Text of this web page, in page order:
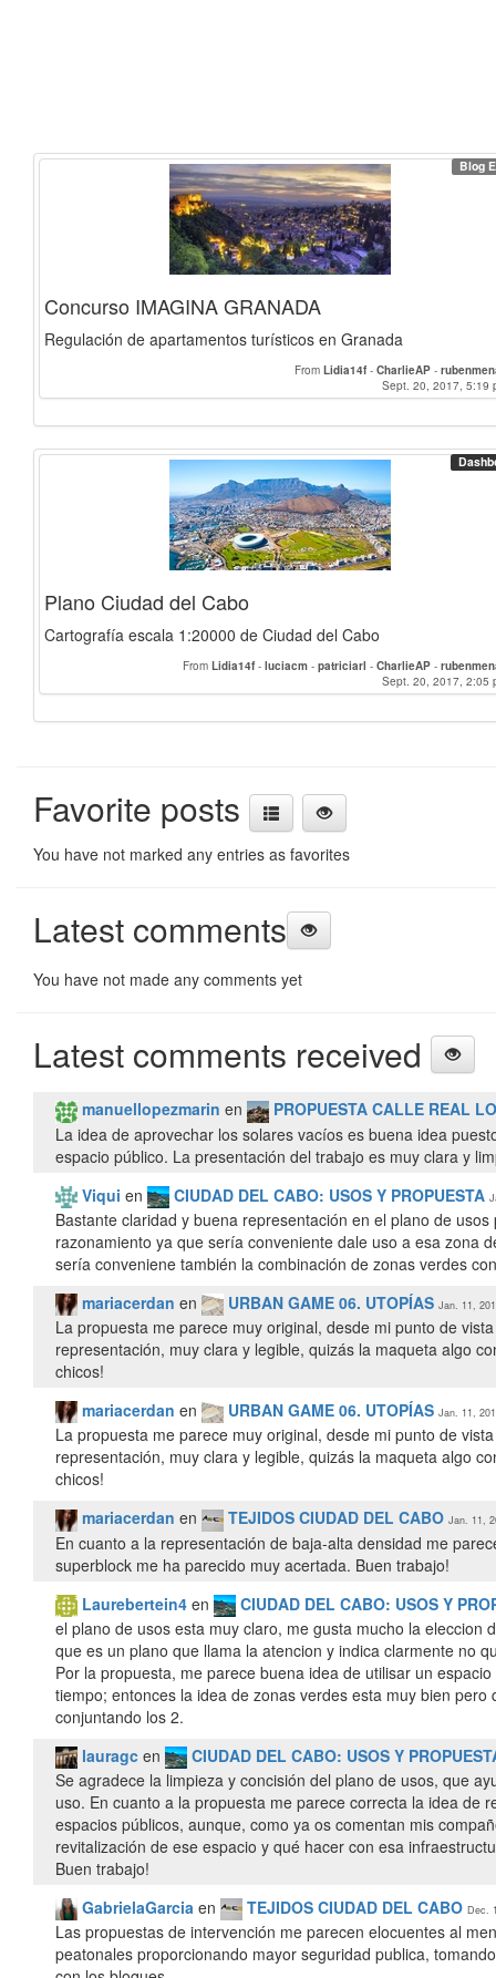
Blog
Concurso IMAGINA GRANADA
Regulación de apartamentos turísticos en Granada
From Lidia14f - CharlieAP -
Sept. 20, 2017, 5:19
Plano Ciudad del Cabo
Cartografía escala 1:20000 de Ciudad del Cabo
From Lidia14f - luciacm - patriciarl - CharlieAP -
Sept. 20, 2017, 2:05
Favorite posts
You have not marked any entries as favorites
Latest comments
You have not made any comments yet
Latest comments received
manuellopezmarin en
PROPUESTA CALLE REAL
La idea de aprovechar los solares vacíos es buena idea
espacio público. La presentación del trabajo es muy clara y
Viqui en CIUDAD DEL CABO: USOS Y PROPUESTA
Bastante claridad y buena representación en el plano de
razonamiento ya que sería conveniente dale uso a esa zona
sería conveniene también la combinación de zonas verdes
mariacerdan en URBAN GAME 06. UTOPÍAS Jan. 11,
La propuesta me parece muy original, desde mi punto de
representación, muy clara y legible, quizás la maqueta algo
chicos!
mariacerdan en URBAN GAME 06. UTOPÍAS Jan. 11,
La propuesta me parece muy original, desde mi punto de
representación, muy clara y legible, quizás la maqueta algo
chicos!
mariacerdan en TEJIDOS CIUDAD DEL CABO Jan. 11,
En cuanto a la representación de baja-alta densidad me
superblock me ha parecido muy acertada. Buen trabajo!
Laurebertein4 en
CIUDAD DEL CABO: USOS Y
el plano de usos esta muy claro, me gusta mucho la
que es un plano que llama la atencion y indica clarmente no
Por la propuesta, me parece buena idea de utilisar un
tiempo; entonces la idea de zonas verdes esta muy bien
lauragc en
CIUDAD DEL CABO: USOS Y
Se agradece la limpieza y concisión del plano de usos, que
uso. En cuanto a la propuesta me parece correcta la idea de
espacios públicos, aunque, como ya os comentan mis
revitalización de ese espacio y qué hacer con esa
Buen trabajo!
GabrielaGarcia en TEJIDOS CIUDAD DEL CABO Dec.
Las propuestas de intervención me parecen elocuentes al
peatonales proporcionando mayor seguridad publica,